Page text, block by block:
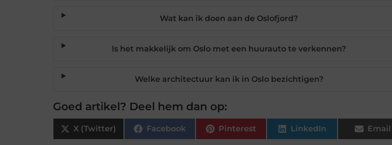
Wat kan ik doen aan de Oslofjord?
Is het makkelijk om Oslo met een huurauto te verkennen?
Welke architectuur kan ik in Oslo bezichtigen?
Goed artikel? Deel hem dan op:
X (Twitter) Facebook Pinterest LinkedIn Email